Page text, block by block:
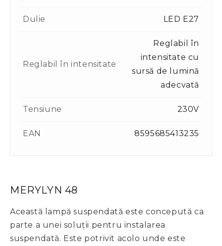
MERYLYN 48
Această lampă suspendată este concepută ca
parte a unei soluții pentru instalarea
suspendată. Este potrivit acolo unde este
Dulie LED E27
Reglabil în intensitate
Reglabil în
intensitate cu
sursă de lumină
adecvată
Tensiune 230V
EAN 8595685413235